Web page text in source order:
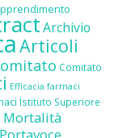
Archivio
Articoli
Comitato
Efficacia farmaci
Istituto Superiore
Mortalità
Portavoce